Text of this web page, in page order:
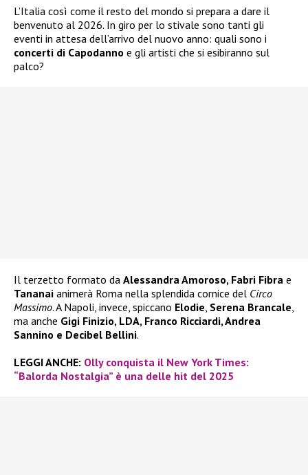
L’Italia così come il resto del mondo si prepara a dare il
benvenuto al 2026. In giro per lo stivale sono tanti gli
eventi in attesa dell’arrivo del nuovo anno: quali sono i
concerti di Capodanno e gli artisti che si esibiranno sul
palco?
Il terzetto formato da Alessandra Amoroso, Fabri Fibra e
Tananai animerà Roma nella splendida cornice del Circo
Massimo. A Napoli, invece, spiccano Elodie Serena Brancale
ma anche Gigi Finizio, LDA, Franco Ricciardi, Andrea
Sannino e Decibel Bellini.
LEGGI ANCHE: Olly conquista il New York Times:
“Balorda Nostalgia” è una delle hit del 2025